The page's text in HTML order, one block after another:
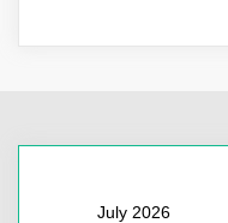
July 2026